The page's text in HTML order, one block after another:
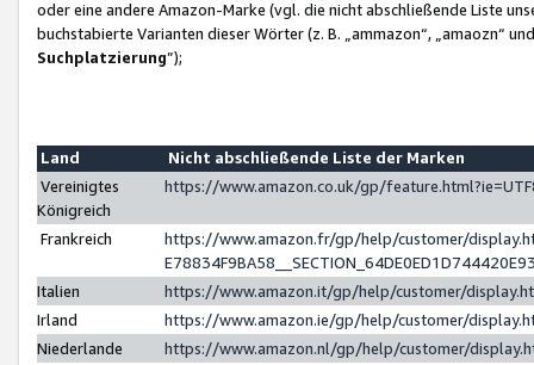
oder eine andere Amazon-Marke (vgl. die nicht abschließende Liste
buchstabierte Varianten dieser Wörter (z. B. „ammazon“, „amaozn“
Suchplatzierung”);
Land
Nicht abschließende Liste der Marken
Vereinigtes
Königreich
https://www.amazon.co.uk/gp/
Frankreich
https://www.amazon.fr/gp/help/customer/
Italien
https://www.amazon.it/gp/help/customer/
Irland
https://www.amazon.ie/gp/help/customer/
Niederlande
https://www.amazon.nl/gp/help/customer/